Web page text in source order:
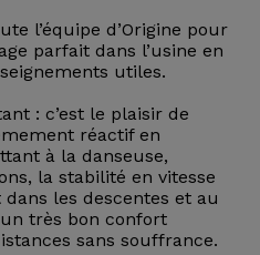
l’équipe d’Origine pour
parfait dans l’usine en
utiles.
: c’est le plaisir de
réactif en
à la danseuse,
la stabilité en vitesse
les descentes et au
très bon confort
sans souffrance.